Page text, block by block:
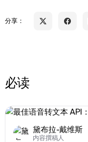
分享：
必读
黛布拉-戴维斯
内容撰稿人